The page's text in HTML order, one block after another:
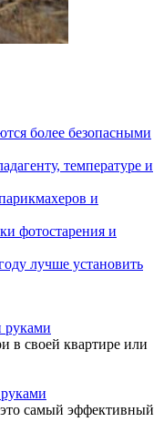
более безопасными
температуре и
и
фотостарения и
лучше установить
руками
в своей квартире или
самый эффективный